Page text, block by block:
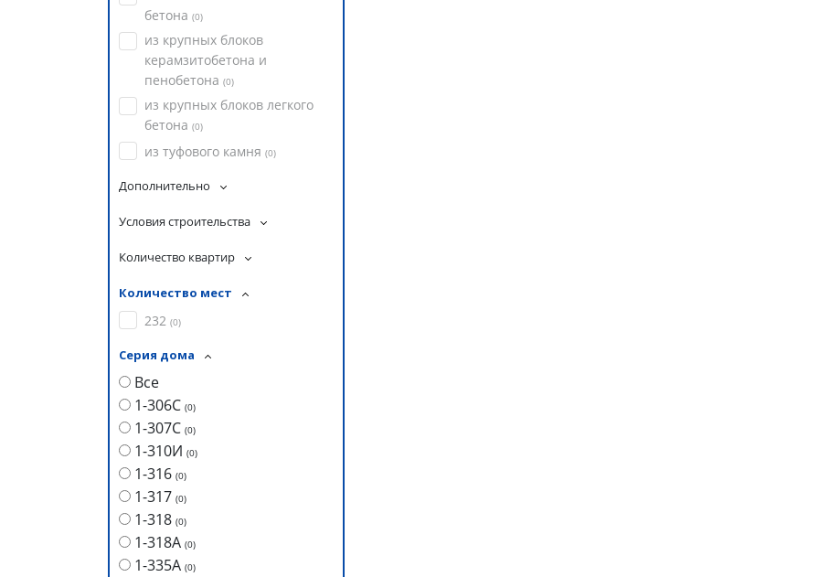
бетона (0)
из крупных блоков
керамзитобетона и
пенобетона (0)
из крупных блоков легкого
бетона (0)
из туфового камня (0)
Дополнительно
Условия строительства
Количество квартир
Количество мест
232 (0)
Серия дома
Все
1-306С (0)
1-307С (0)
1-310И (0)
1-316 (0)
1-317 (0)
1-318 (0)
1-318А (0)
1-335А (0)